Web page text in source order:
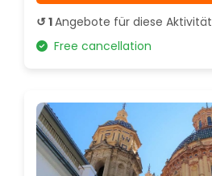
↺ 1Angebote für diese Aktivität
Free cancellation